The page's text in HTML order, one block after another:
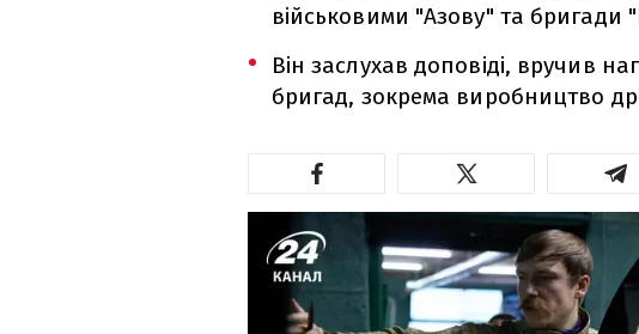
військовими "Азову" та бригади
Він заслухав доповіді, вручив
бригад, зокрема виробництво